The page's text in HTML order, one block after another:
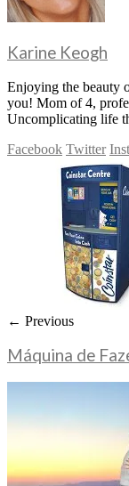
Karine Keogh
Enjoying the beauty
you! Mom of 4,
Uncomplicating life
Facebook Twitter
← Previous
Máquina de